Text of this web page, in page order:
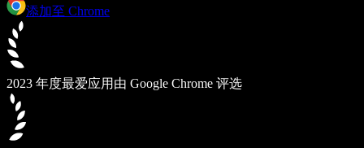
添加至 Chrome
2023 年度最爱应用 由 Google Chrome 评选